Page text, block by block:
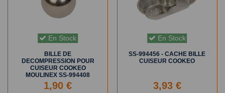
En Stock
BILLE DE
DECOMPRESSION POUR
CUISEUR COOKEO
MOULINEX SS-994408
1,90 €
En Stock
SS-994456 - CACHE BILLE
CUISEUR COOKEO
3,93 €